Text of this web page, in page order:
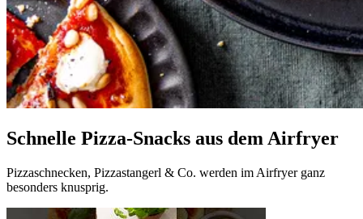
Schnelle Pizza-Snacks aus dem Airfryer
Pizzaschnecken, Pizzastangerl & Co. werden im Airfryer ganz
besonders knusprig.